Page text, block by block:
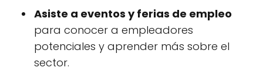
Asiste a eventos y ferias de empleo
para conocer a empleadores
potenciales y aprender más sobre el
sector.